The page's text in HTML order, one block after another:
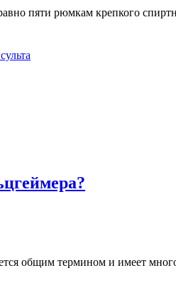
пяти рюмкам крепкого
общим термином и имеет